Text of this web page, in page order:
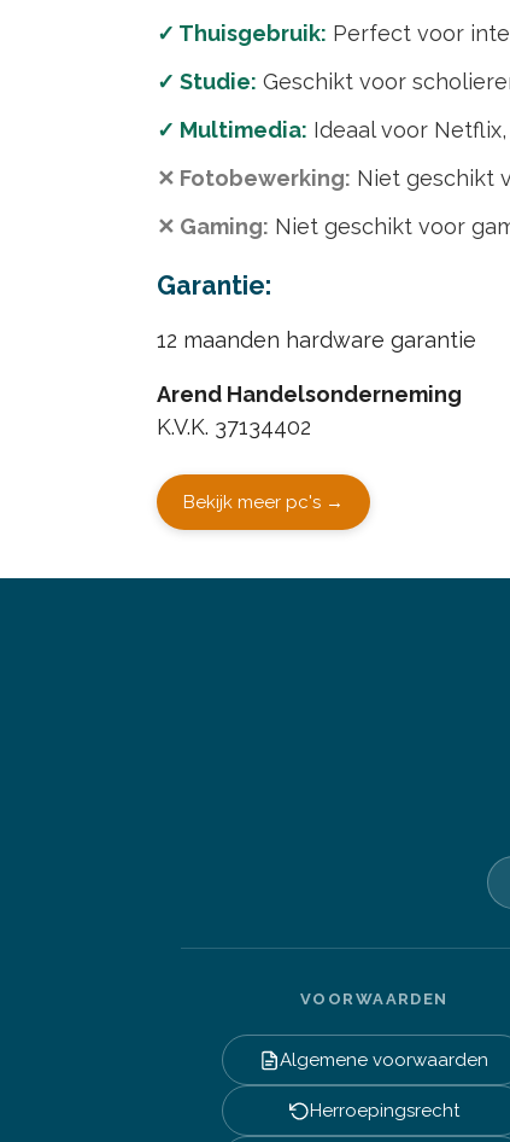
✓ Thuisgebruik: Perfect voor
✓ Studie: Geschikt voor
✓ Multimedia: Ideaal voor Netflix,
✕ Fotobewerking: Niet geschikt
✕ Gaming: Niet geschikt voor
Garantie:
12 maanden hardware garantie
Arend Handelsonderneming
K.V.K. 37134402
Bekijk meer pc's →
VOORWAARDEN
Algemene voorwaarden
Herroepingsrecht